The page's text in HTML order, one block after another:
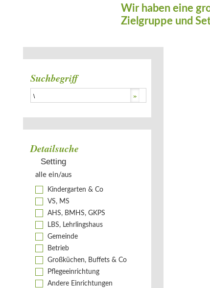
Wir haben eine
Zielgruppe und
Suchbegriff
Detailsuche
Setting
alle ein/aus
Kindergarten & Co
VS, MS
AHS, BMHS, GKPS
LBS, Lehrlingshaus
Gemeinde
Betrieb
Großküchen, Buffets & Co
Pflegeeinrichtung
Andere Einrichtungen